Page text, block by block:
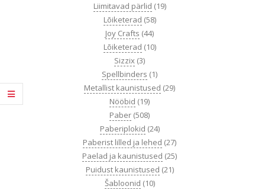
Liimitavad pärlid (19)
Lõiketerad (58)
Joy Crafts (44)
Lõiketerad (10)
Sizzix (3)
Spellbinders (1)
Metallist kaunistused (29)
Nööbid (19)
Paber (508)
Paberiplokid (24)
Paberist lilled ja lehed (27)
Paelad ja kaunistused (25)
Puidust kaunistused (21)
Šabloonid (10)